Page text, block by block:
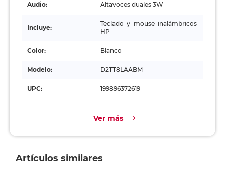
Audio: Altavoces duales 3W
Incluye:
Teclado y mouse inalámbricos
HP
Color: Blanco
Modelo: D2TT8LAABM
UPC: 199896372619
Ver más
Artículos similares